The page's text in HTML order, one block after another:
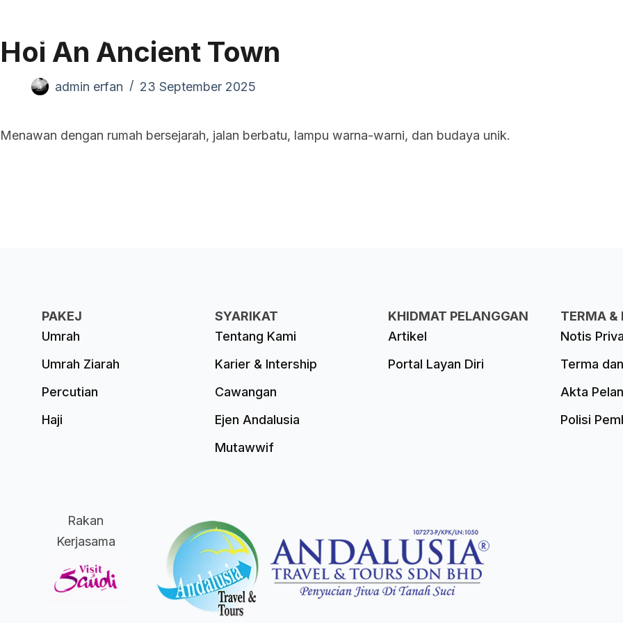
Hoi An Ancient Town
admin erfan 23 September 2025
Menawan dengan rumah bersejarah, jalan berbatu, lampu warna-warni, dan budaya unik.
PAKEJ
Umrah
Umrah Ziarah
Percutian
Haji
SYARIKAT
Tentang Kami
Karier & Intership
Cawangan
Ejen Andalusia
Mutawwif
KHIDMAT PELANGGAN
Artikel
Portal Layan Diri
TERMA &
Notis
Terma
Akta
Polisi
Rakan
Kerjasama